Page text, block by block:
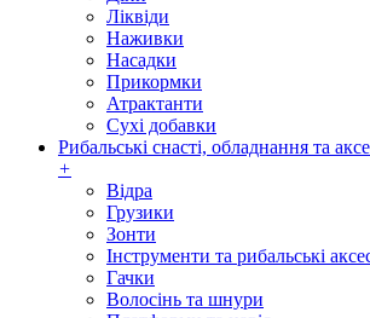
Ліквіди
Наживки
Насадки
Прикормки
Атрактанти
Сухі добавки
Рибальські снасті, обладнання та
+
Відра
Грузики
Зонти
Інструменти та рибальські
Гачки
Волосінь та шнури